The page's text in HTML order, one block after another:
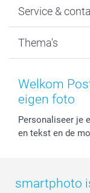
Fotocadeaus
Kaarten
Vacatures
Bestelproces
Herroepingsrecht
Privacy
Reviews
Service &
Mijn orderstatus
smartbonus
Thema's
Baby
Moederdag
Huwelijk
Welkom
eigen foto
Personaliseer je
en tekst en de
smartphoto